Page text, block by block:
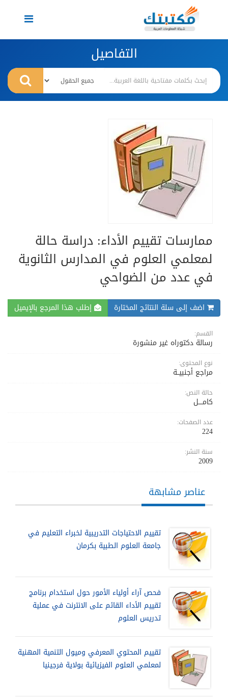
Toggle
navigation
التفاصيل
ممارسات تقييم الأداء: دراسة حالة
لمعلمي العلوم في المدارس الثانوية
في عدد من الضواحي
اضف إلى سلة النتائج المختارة إطلب هذا المرجع بالإيميل
القسم:
رسالة دكتوراه غير منشورة
نوع المحتوى:
مراجع أجنبيــة
حالة النص:
كامــــل
عدد الصفحات:
224
سنة النشر:
2009
عناصر مشابهة
تقييم الاحتياجات التدريبية لخبراء التعليم في
جامعة العلوم الطبية بكرمان
فحص آراء أولياء الأمور حول استخدام برنامج
تقييم الأداء القائم على الانترنت في عملية
تدريس العلوم
تقييم المحتوي المعرفي وميول التنمية المهنية
لمعلمي العلوم الفيزيائية بولاية فرجينيا